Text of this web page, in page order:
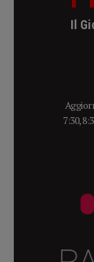
Il
7:30,